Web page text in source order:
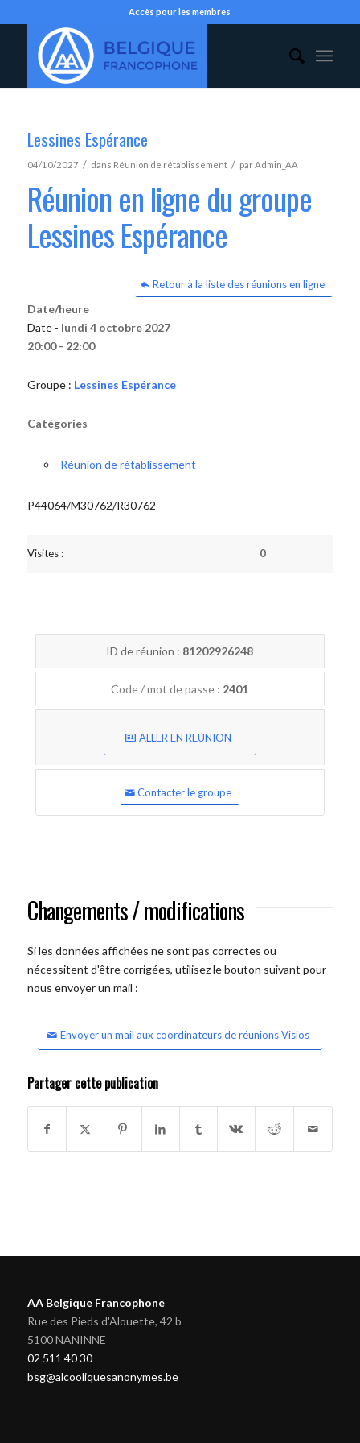
Accès pour les membres
Lessines Espérance
04/10/2027 / dans Réunion de rétablissement / parAdmin_AA
Réunion en ligne du groupe
Lessines Espérance
Retour à la liste des réunions en ligne
Date/heure
Date - lundi 4 octobre 2027
20:00 - 22:00
Groupe : Lessines Espérance
Catégories
Réunion de rétablissement
P44064/M30762/R30762
Visites : 0
ID de réunion : 81202926248
Code / mot de passe : 2401
ALLER EN REUNION
Contacter le groupe
Changements / modifications
Si les données affichées ne sont pas correctes ou
nécessitent d'être corrigées, utilisez le bouton suivant pour
nous envoyer un mail :
Envoyer un mail aux coordinateurs de réunions Visios
Partager cette publication
AA Belgique Francophone
Rue des Pieds d'Alouette, 42 b
5100 NANINNE
02 511 40 30
bsg@alcooliquesanonymes.be